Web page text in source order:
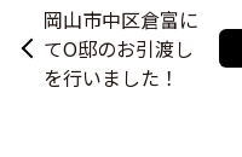
岡山市中区倉富に
てO邸のお引渡し
を行いました！